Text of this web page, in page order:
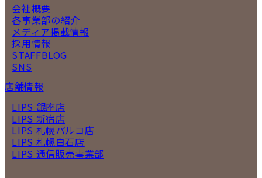
会社概要
各事業部の紹介
メディア掲載情報
採用情報
STAFFBLOG
SNS
店舗情報
LIPS 銀座店
LIPS 新宿店
LIPS 札幌パルコ店
LIPS 札幌白石店
LIPS 通信販売事業部